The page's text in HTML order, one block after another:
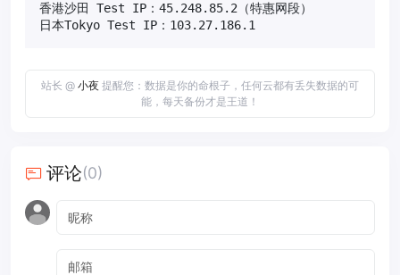
香港沙田 Test IP：45.248.85.2（特惠网段）
日本Tokyo Test IP：103.27.186.1
站长 @ 小夜 提醒您：数据是你的命根子，任何云都有丢失数据的可
能，每天备份才是王道！
评论(0)